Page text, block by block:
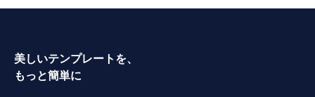
美しいテンプレートを、
もっと簡単に